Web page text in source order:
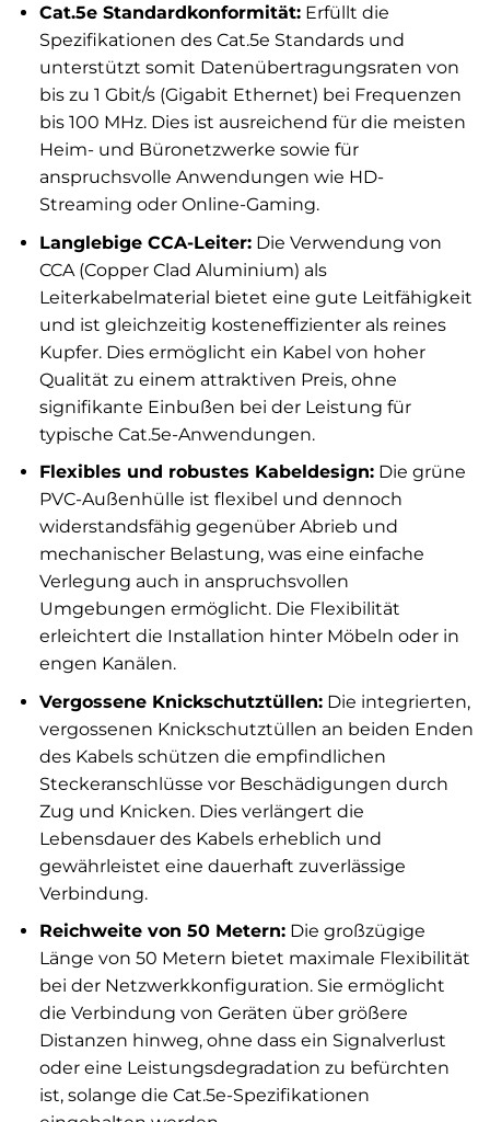
Cat.5e Standardkonformität:Erfüllt die
Spezifikationen des Cat.5e Standards und
unterstützt somit Datenübertragungsraten von
bis zu 1 Gbit/s (Gigabit Ethernet) bei Frequenzen
bis 100 MHz. Dies ist ausreichend für die meisten
Heim- und Büronetzwerke sowie für
anspruchsvolle Anwendungen wie HD-
Streaming oder Online-Gaming.
Langlebige CCA-Leiter:Die Verwendung von
CCA (Copper Clad Aluminium) als
Leiterkabelmaterial bietet eine gute Leitfähigkeit
und ist gleichzeitig kosteneffizienter als reines
Kupfer. Dies ermöglicht ein Kabel von hoher
Qualität zu einem attraktiven Preis, ohne
signifikante Einbußen bei der Leistung für
typische Cat.5e-Anwendungen.
Flexibles und robustes Kabeldesign:Die grüne
PVC-Außenhülle ist flexibel und dennoch
widerstandsfähig gegenüber Abrieb und
mechanischer Belastung, was eine einfache
Verlegung auch in anspruchsvollen
Umgebungen ermöglicht. Die Flexibilität
erleichtert die Installation hinter Möbeln oder in
engen Kanälen.
Vergossene Knickschutztüllen:Die integrierten,
vergossenen Knickschutztüllen an beiden Enden
des Kabels schützen die empfindlichen
Steckeranschlüsse vor Beschädigungen durch
Zug und Knicken. Dies verlängert die
Lebensdauer des Kabels erheblich und
gewährleistet eine dauerhaft zuverlässige
Verbindung.
Reichweite von 50 Metern:Die großzügige
Länge von 50 Metern bietet maximale Flexibilität
bei der Netzwerkkonfiguration. Sie ermöglicht
die Verbindung von Geräten über größere
Distanzen hinweg, ohne dass ein Signalverlust
oder eine Leistungsdegradation zu befürchten
ist, solange die Cat.5e-Spezifikationen